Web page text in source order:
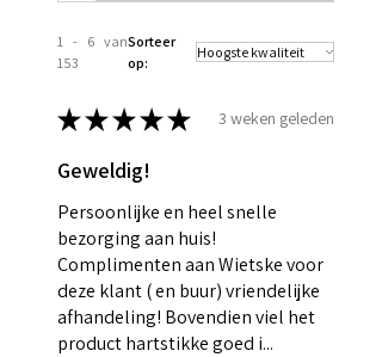
1 - 6 van
153
Sorteer
op:
★★★★★ 3 weken geleden
Geweldig!
Persoonlijke en heel snelle
bezorging aan huis!
Complimenten aan Wietske voor
deze klant ( en buur) vriendelijke
afhandeling! Bovendien viel het
product hartstikke goed i...